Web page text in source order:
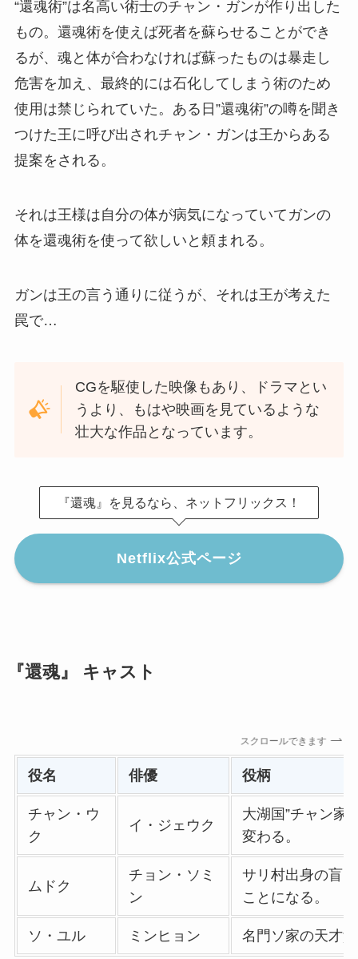
“還魂術”は名高い術士のチャン・ガンが作り出した
もの。還魂術を使えば死者を蘇らせることができ
るが、魂と体が合わなければ蘇ったものは暴走し
危害を加え、最終的には石化してしまう術のため
使用は禁じられていた。ある日”還魂術”の噂を聞き
つけた王に呼び出されチャン・ガンは王からある
提案をされる。
それは王様は自分の体が病気になっていてガンの
体を還魂術を使って欲しいと頼まれる。
ガンは王の言う通りに従うが、それは王が考えた
罠で…
CGを駆使した映像もあり、ドラマとい
うより、もはや映画を見ているような
壮大な作品となっています。
『還魂』を見るなら、ネットフリックス！
Netflix公式ページ
『還魂』 キャスト
スクロールできます
役名 俳優 役柄
チャン・ウ
ク
イ・ジェウク
大湖国”チャン家
変わる。
ムドク
チョン・ソミ
ン
サリ村出身の盲
ことになる。
ソ・ユル ミンヒョン 名門ソ家の天才